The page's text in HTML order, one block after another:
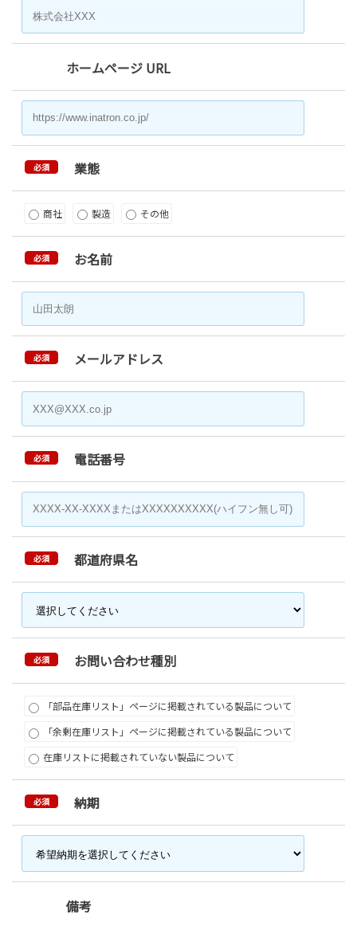
ホームページ URL
必須 業態
商社 製造 その他
必須 お名前
必須 メールアドレス
必須 電話番号
必須 都道府県名
必須 お問い合わせ種別
「部品在庫リスト」ページに掲載されている製品について
「余剰在庫リスト」ページに掲載されている製品について
在庫リストに掲載されていない製品について
必須 納期
備考